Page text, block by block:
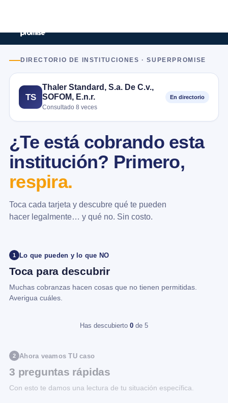
DIRECTORIO DE INSTITUCIONES · SUPERPROMISE
TS
Thaler Standard, S.a. De C.v.,
SOFOM, E.n.r.
Consultado 8 veces
En directorio
¿Te está cobrando esta
institución? Primero,
respira.
Toca cada tarjeta y descubre qué te pueden
hacer legalmente… y qué no. Sin costo.
1 Lo que pueden y lo que NO
Toca para descubrir
Muchas cobranzas hacen cosas que no tienen permitidas.
Averigua cuáles.
Has descubierto 0 de 5
2 Ahora veamos TU caso
3 preguntas rápidas
Con esto te damos una lectura de tu situación específica.